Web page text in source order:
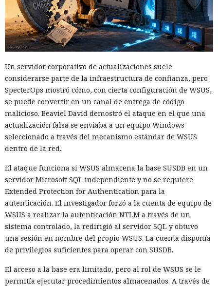
Un servidor corporativo de actualizaciones suele
considerarse parte de la infraestructura de confianza, pero
SpecterOps mostró cómo, con cierta configuración de WSUS,
se puede convertir en un canal de entrega de código
malicioso. Beaviel David demostró el ataque en el que una
actualización falsa se enviaba a un equipo Windows
seleccionado a través del mecanismo estándar de WSUS
dentro de la red.
El ataque funciona si WSUS almacena la base SUSDB en un
servidor Microsoft SQL independiente y no se requiere
Extended Protection for Authentication para la
autenticación. El investigador forzó a la cuenta de equipo de
WSUS a realizar la autenticación NTLM a través de un
sistema controlado, la redirigió al servidor SQL y obtuvo
una sesión en nombre del propio WSUS. La cuenta disponía
de privilegios suficientes para operar con SUSDB.
El acceso a la base era limitado, pero al rol de WSUS se le
permitía ejecutar procedimientos almacenados. A través de